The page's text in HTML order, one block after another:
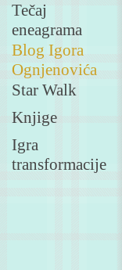
Tečaj
eneagrama
Blog Igora
Ognjenovića
Star Walk
Knjige
Igra
transformacije